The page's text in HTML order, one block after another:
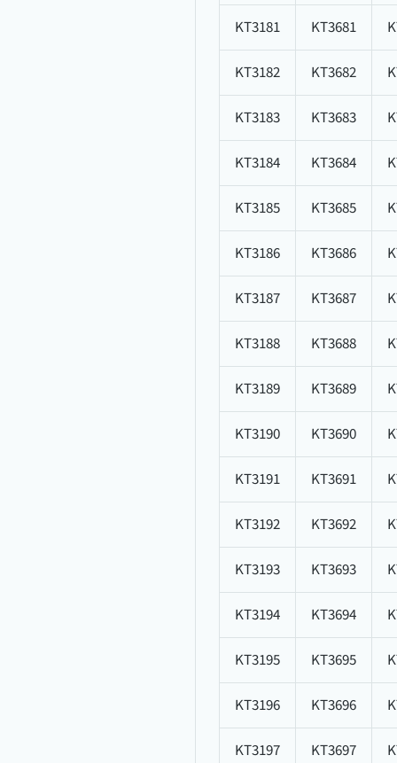
KT3181 KT3681
KT3182 KT3682
KT3183 KT3683
KT3184 KT3684
KT3185 KT3685
KT3186 KT3686
KT3187 KT3687
KT3188 KT3688
KT3189 KT3689
KT3190 KT3690
KT3191 KT3691
KT3192 KT3692
KT3193 KT3693
KT3194 KT3694
KT3195 KT3695
KT3196 KT3696
KT3197 KT3697